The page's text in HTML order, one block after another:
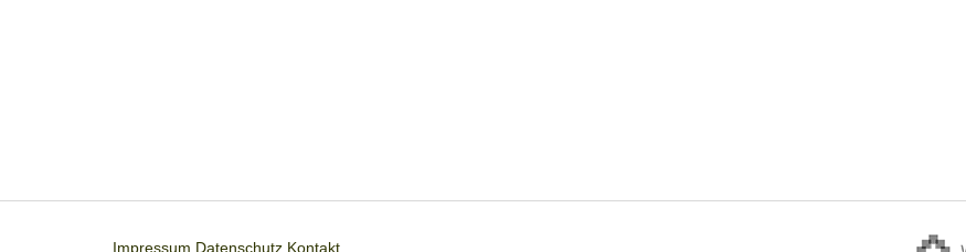
Impressum Datenschutz Kontakt